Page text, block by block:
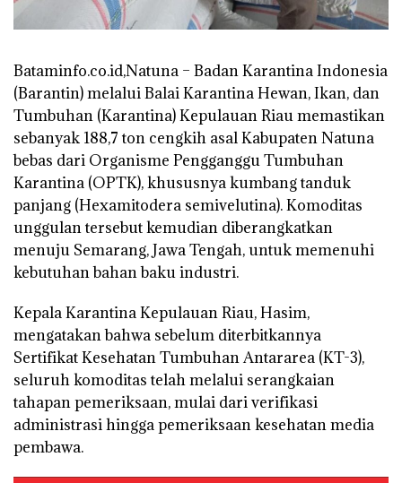
Bataminfo.co.id,Natuna – Badan Karantina Indonesia
(Barantin) melalui Balai Karantina Hewan, Ikan, dan
Tumbuhan (Karantina) Kepulauan Riau memastikan
sebanyak 188,7 ton cengkih asal Kabupaten Natuna
bebas dari Organisme Pengganggu Tumbuhan
Karantina (OPTK), khususnya kumbang tanduk
panjang (Hexamitodera semivelutina). Komoditas
unggulan tersebut kemudian diberangkatkan
menuju Semarang, Jawa Tengah, untuk memenuhi
kebutuhan bahan baku industri.
Kepala Karantina Kepulauan Riau, Hasim,
mengatakan bahwa sebelum diterbitkannya
Sertifikat Kesehatan Tumbuhan Antararea (KT-3),
seluruh komoditas telah melalui serangkaian
tahapan pemeriksaan, mulai dari verifikasi
administrasi hingga pemeriksaan kesehatan media
pembawa.